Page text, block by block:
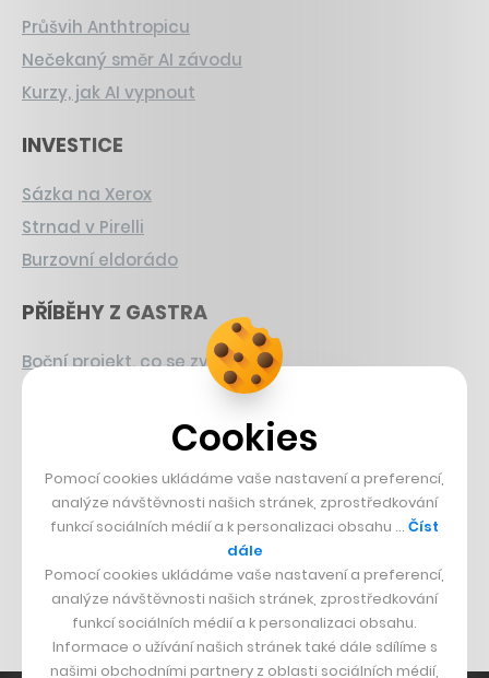
Průšvih Anthtropicu
Nečekaný směr AI závodu
Kurzy, jak AI vypnout
INVESTICE
Sázka na Xerox
Strnad v Pirelli
Burzovní eldorádo
PŘÍBĚHY Z GASTRA
Boční projekt, co se zvrtnul
Francouzský šéfkuchař na Šumavě
Dva golfisti, co pečou
DESIGN
Bomma není tichá
Nábytek z betonu
Cookies
Pomocí cookies ukládáme vaše nastavení a preferencí,
analýze návštěvnosti našich stránek, zprostředkování
funkcí sociálních médií a k personalizaci obsahu … Číst
dále
Pomocí cookies ukládáme vaše nastavení a preferencí,
analýze návštěvnosti našich stránek, zprostředkování
funkcí sociálních médií a k personalizaci obsahu.
Informace o užívání našich stránek také dále sdílíme s
našimi obchodními partnery z oblasti sociálních médií,